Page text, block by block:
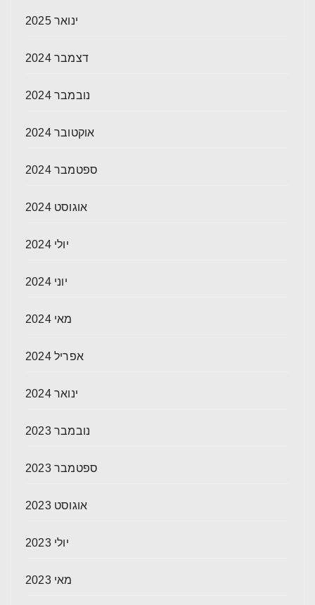
ינואר 2025
דצמבר 2024
נובמבר 2024
אוקטובר 2024
ספטמבר 2024
אוגוסט 2024
יולי 2024
יוני 2024
מאי 2024
אפריל 2024
ינואר 2024
נובמבר 2023
ספטמבר 2023
אוגוסט 2023
יולי 2023
מאי 2023